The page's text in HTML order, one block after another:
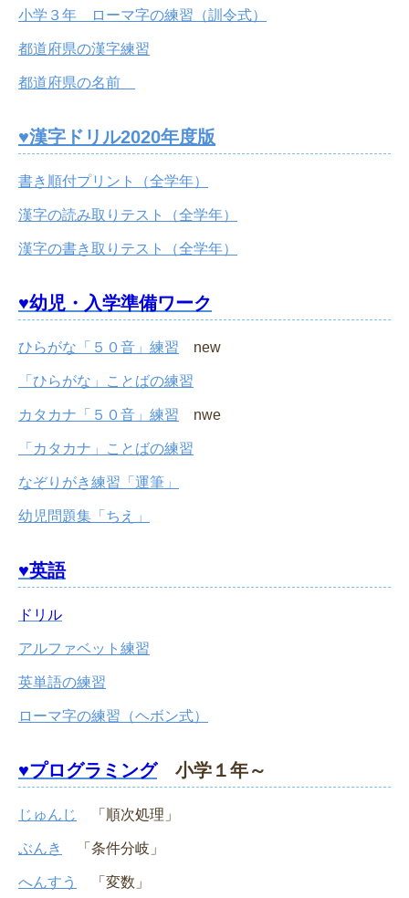
小学３年 ローマ字の練習（訓令式）
都道府県の漢字練習
都道府県の名前
♥漢字ドリル2020年度版
書き順付プリント（全学年）
漢字の読み取りテスト（全学年）
漢字の書き取りテスト（全学年）
♥幼児・入学準備ワーク
ひらがな「５０音」練習 new
「ひらがな」ことばの練習
カタカナ「５０音」練習 nwe
「カタカナ」ことばの練習
なぞりがき練習「運筆」
幼児問題集「ちえ」
♥英語
ドリル
アルファベット練習
英単語の練習
ローマ字の練習（ヘボン式）
♥プログラミング小学１年～
じゅんじ 「順次処理」
ぶんき 「条件分岐」
へんすう 「変数」